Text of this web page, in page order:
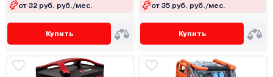
от 32 руб. руб./мес.
Купить
от 35 руб. руб./мес.
Купить